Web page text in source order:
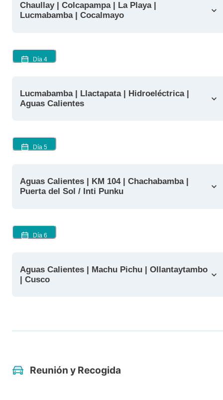
Chaullay | Colcapampa | La Playa |
Lucmabamba | Cocalmayo
Día 4
Lucmabamba | Llactapata | Hidroeléctrica |
Aguas Calientes
Día 5
Aguas Calientes | KM 104 | Chachabamba |
Puerta del Sol / Inti Punku
Día 6
Aguas Calientes | Machu Pichu | Ollantaytambo
| Cusco
Reunión y Recogida